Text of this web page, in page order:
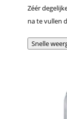
Zéér
na te vullen
Snelle